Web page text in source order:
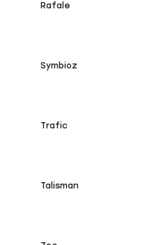
Rafale
Symbioz
Trafic
Talisman